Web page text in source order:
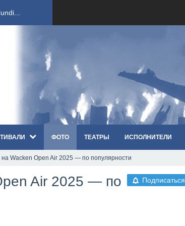
ко...
«Th...
«...
ФОТО ТЕАТРЫ ИСПОЛНИТЕЛИ
Wacken Open Air 2025 — по популярности
Подписаться
Air 2025 — по